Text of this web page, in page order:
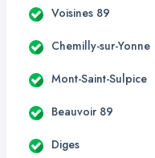
Voisines 89
Chemilly-sur-Yonne
Mont-Saint-Sulpice
Beauvoir 89
Diges